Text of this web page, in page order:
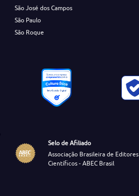
São José dos Campos
São Paulo
São Roque
Selo de Afiliado
Associação Brasileira de Editores
Científicos - ABEC Brasil